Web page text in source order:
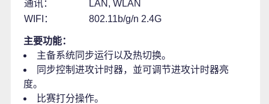
通讯：
LAN, WLAN
WIFI：
802.11b/g/n 2.4G
主要功能：
主备系统同步运行以及热切换。
同步控制进攻计时器，並可调节进攻计时器亮
度。
比赛打分操作。